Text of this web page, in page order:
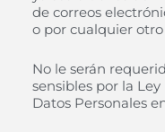
de correos
o por cualquier
No le serán
sensibles por la
Datos Personales